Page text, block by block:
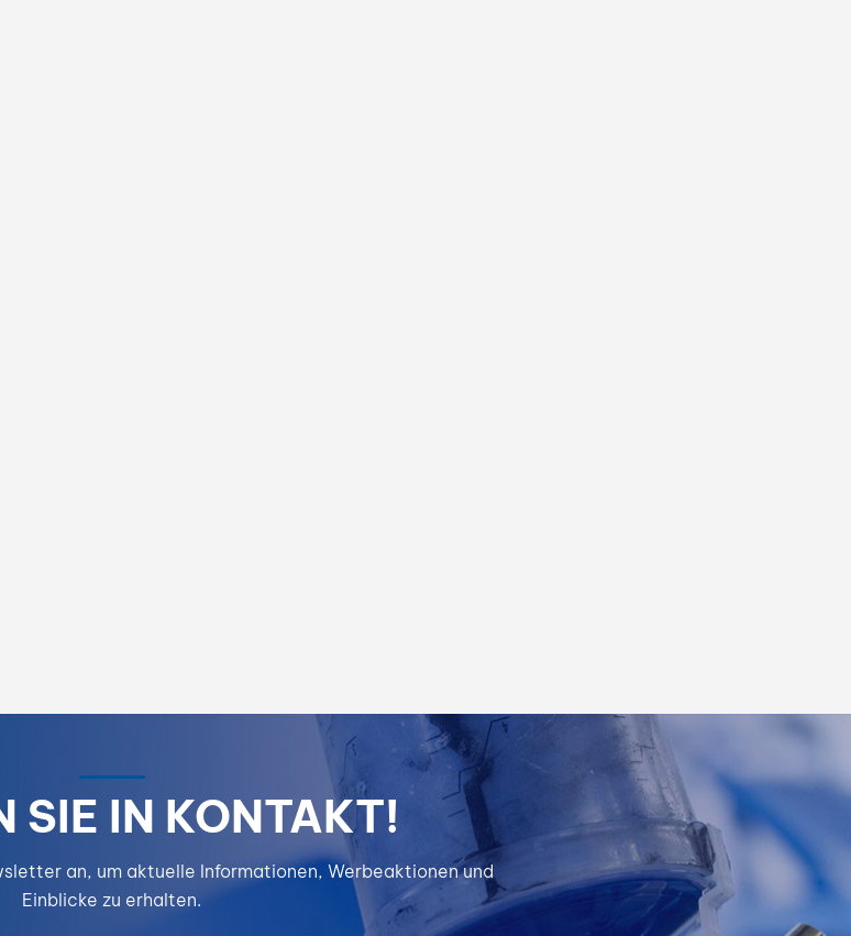
SIE IN KONTAKT!
an, um aktuelle Informationen, Werbeaktionen und
Einblicke zu erhalten.